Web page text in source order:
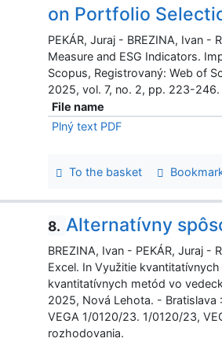
on Portfolio
PEKÁR, Juraj - BREZINA, Ivan -
Measure and ESG Indicators.
Scopus, Registrovaný: Web of
2025, vol. 7, no. 2, pp. 223-246.
File name
Plný text PDF
To the basket
8. Alternatívny
BREZINA, Ivan - PEKÁR, Juraj
Excel. In Využitie
kvantitatívnych metód vo
2025, Nová Lehota. -
VEGA 1/0120/23. 1/0120/23,
rozhodovania.